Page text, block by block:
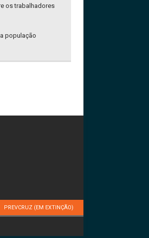
os trabalhadores
população
PREVCRUZ (EM EXTINÇÃO)